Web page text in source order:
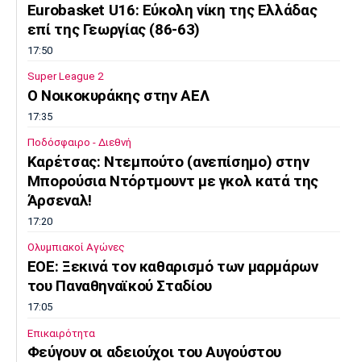
Eurobasket U16: Εύκολη νίκη της Ελλάδας
επί της Γεωργίας (86-63)
17:50
Super League 2
O Noικοκυράκης στην ΑΕΛ
17:35
Ποδόσφαιρο - Διεθνή
Kαρέτσας: Ντεμπούτο (ανεπίσημο) στην
Μπορούσια Ντόρτμουντ με γκολ κατά της
Άρσεναλ!
17:20
Ολυμπιακοί Αγώνες
EOE: Ξεκινά τον καθαρισμό των μαρμάρων
του Παναθηναϊκού Σταδίου
17:05
Επικαιρότητα
Φεύγουν οι αδειούχοι του Αυγούστου